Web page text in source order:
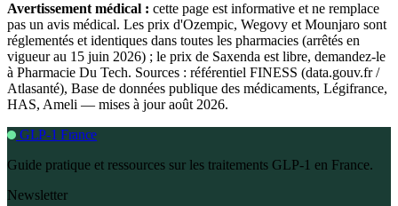
Avertissement médical : cette page est informative et ne remplace
pas un avis médical. Les prix d'Ozempic, Wegovy et Mounjaro sont
réglementés et identiques dans toutes les pharmacies (arrêtés en
vigueur au 15 juin 2026) ; le prix de Saxenda est libre, demandez-le
à Pharmacie Du Tech. Sources : référentiel FINESS (data.gouv.fr /
Atlasanté), Base de données publique des médicaments, Légifrance,
HAS, Ameli — mises à jour août 2026.
GLP-1 France
Guide pratique et ressources sur les traitements GLP-1 en France.
Newsletter